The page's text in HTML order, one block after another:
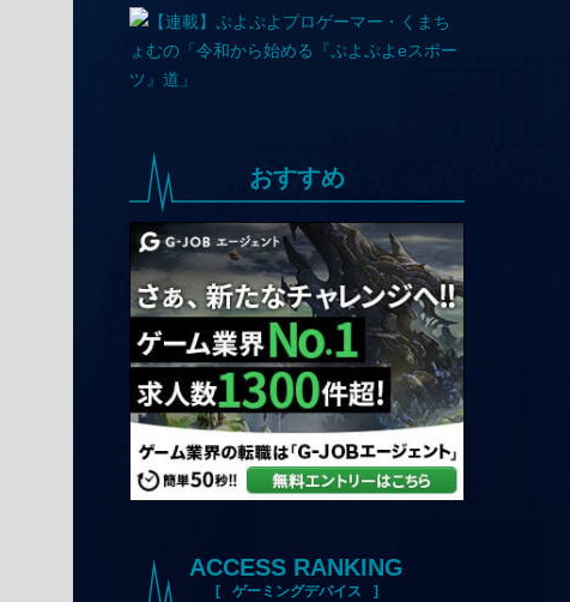
おすすめ
ACCESS RANKING
ゲーミングデバイス